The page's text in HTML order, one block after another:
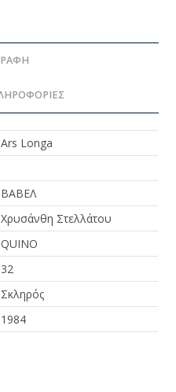
Ars Longa
ΒΑΒΕΛ
Χρυσάνθη Στελλάτου
QUINO
32
Σκληρός
1984